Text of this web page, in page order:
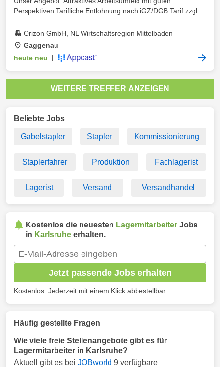
Perspektiven Tarifliche Entlohnung nach iGZ/DGB Tarif zzgl.
Orizon GmbH, NL Wirtschaftsregion Mittelbaden
Gaggenau
heute neu
WEITERE TREFFER ANZEIGEN
Beliebte Jobs
Gabelstapler Stapler Kommissionierung
Staplerfahrer Produktion Fachlagerist
Lagerist Versand Versandhandel
Kostenlos die neuesten Lagermitarbeiter Jobs
in Karlsruhe erhalten.
Jetzt passende Jobs erhalten
Kostenlos. Jederzeit mit einem Klick abbestellbar.
Häufig gestellte Fragen
Wie viele freie Stellenangebote gibt es für
Lagermitarbeiter in Karlsruhe?
Aktuell gibt es bei JOBworld 9 verfügbare